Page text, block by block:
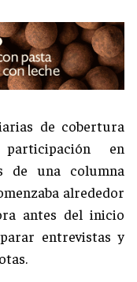
de cobertura
en
de una columna
alrededor
antes del inicio
entrevistas y